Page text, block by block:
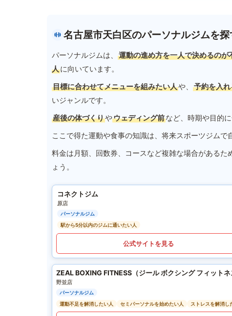
名古屋市天白区のパーソナルジムを探
パーソナルジムは、 運動の進め方を一人で決めるのが
人に向いています。
目標に合わせてメニューを組みたい人や、 予約を入
いジャンルです。
産後の体づくりやウェディング前など、時期や目的
ここで得た運動や食事の知識は、将来スポーツジムで
料金は月額、回数券、コースなど複雑な場合がある
ょう。
コネクトジム
原店
パーソナルジム
駅から5分以内のジムに通いたい人
公式サイトを見る
ZEAL BOXING FITNESS（ジール ボクシング フィットネ
野並店
パーソナルジム
運動不足を解消したい人
セミパーソナルを始めたい人 ストレスを解消し